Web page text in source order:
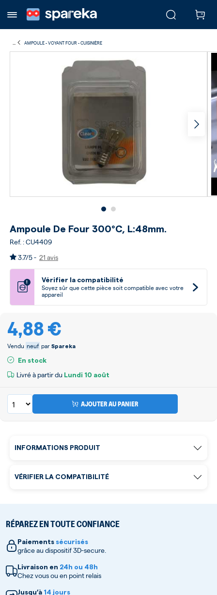
AMPOULE - VOYANT FOUR - CUISINIÈRE
Ampoule De Four 300°c, L:48mm.
Ref. : CU4409
3.7/5 - 21 avis
! Vérifier la compatibilité
Soyez sûr que cette pièce soit compatible avec votre
appareil
4,88 €
Vendu neuf par Spareka
En stock
Livré à partir du Lundi 10 août
AJOUTER AU PANIER
INFORMATIONS PRODUIT
RÉPAREZ EN TOUTE CONFIANCE
Paiements sécurisés
grâce au dispositif 3D-secure.
Livraison en 24h ou 48h
Chez vous ou en point relais
Jusqu’à 14 jours
VÉRIFIER LA COMPATIBILITÉ